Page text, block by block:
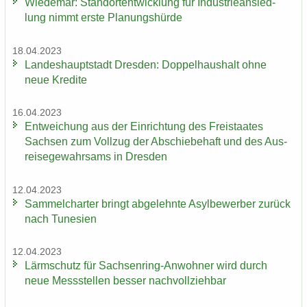
Wie­de­mar: Stand­ort­ent­wick­lung für In­dus­trie­an­sied­
lung nimmt erste Pla­nungs­hür­de
18.04.2023
Lan­des­haupt­stadt Dres­den: Dop­pel­haus­halt ohne
neue Kre­di­te
16.04.2023
Ent­wei­chung aus der Ein­rich­tung des Frei­staa­tes
Sach­sen zum Voll­zug der Ab­schie­be­haft und des Aus­
rei­se­ge­wahr­sams in Dres­den
12.04.2023
Sam­mel­char­ter bringt ab­ge­lehn­te Asyl­be­wer­ber zu­rück
nach Tu­ne­si­en
12.04.2023
Lärm­schutz für Sachsenring-​Anwohner wird durch
neue Mess­stel­len bes­ser nach­voll­zieh­bar